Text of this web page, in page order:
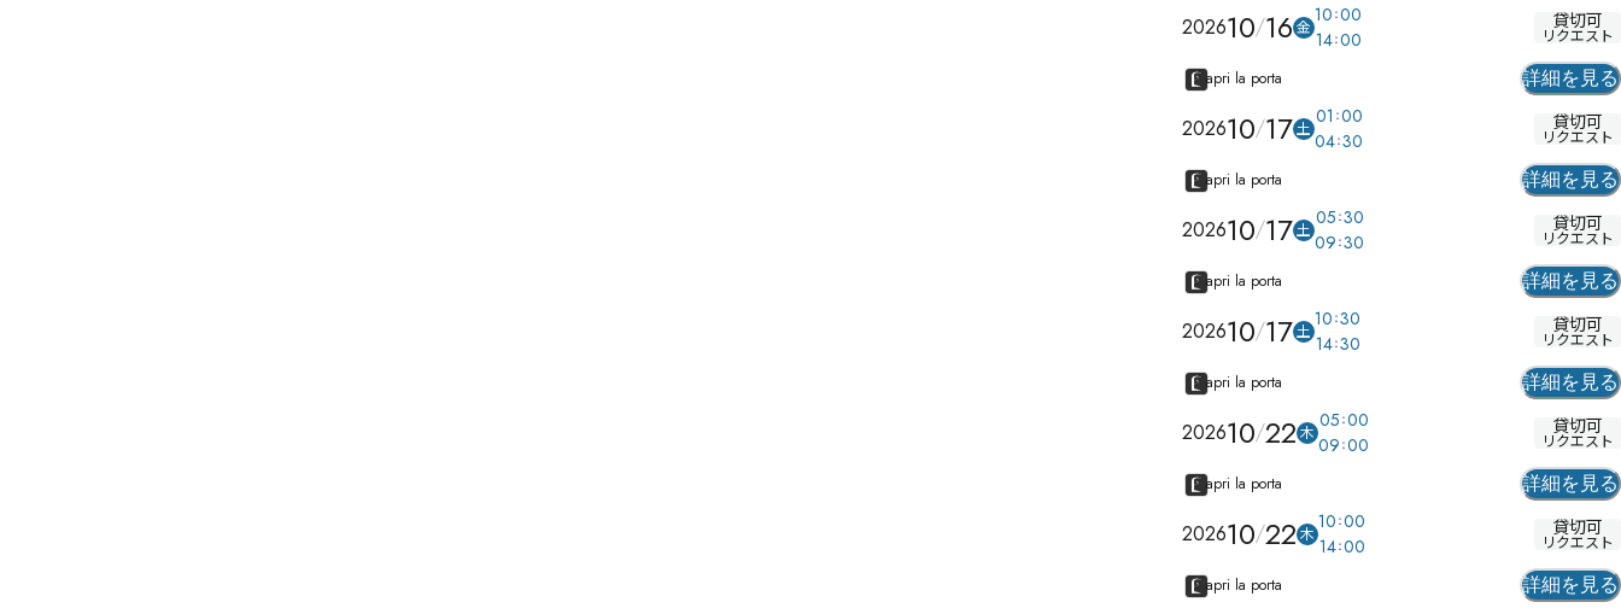
202610 16 金
10 00
14 00
貸切可
リクエスト
apri la porta
詳細を見る
202610 17土
01 00
04 30
貸切可
リクエスト
apri la porta
詳細を見る
202610 17土
05 30
09 30
貸切可
リクエスト
apri la porta
詳細を見る
202610 17土
10 30
14 30
貸切可
リクエスト
apri la porta
詳細を見る
202610 22 木
05 00
09 00
貸切可
リクエスト
apri la porta
詳細を見る
202610 22 木
10 00
14 00
貸切可
リクエスト
apri la porta
詳細を見る